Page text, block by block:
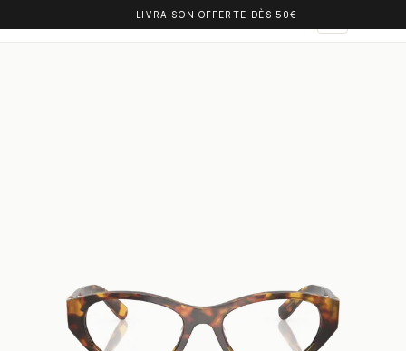
LIVRAISON OFFERTE DÈS 50€
OLIVIA BALM